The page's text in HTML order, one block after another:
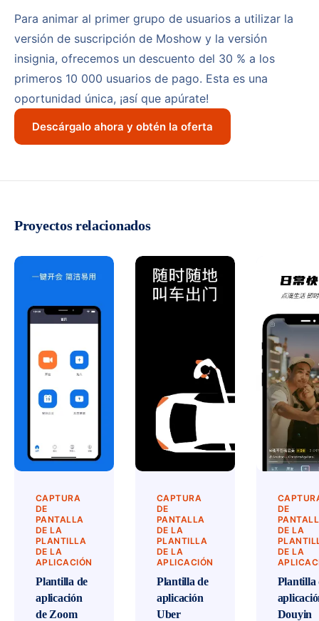
Para animar al primer grupo de usuarios a utilizar la
versión de suscripción de Moshow y la versión
insignia, ofrecemos un descuento del 30 % a los
primeros 10 000 usuarios de pago. Esta es una
oportunidad única, ¡así que apúrate!
Descárgalo ahora y obtén la oferta
Proyectos relacionados
CAPTURA
DE
PANTALLA
DE LA
PLANTILLA
DE LA
APLICACIÓN
Plantilla de
aplicación
de Zoom
CAPTURA
DE
PANTALLA
DE LA
PLANTILLA
DE LA
APLICACIÓN
Plantilla de
aplicación
Uber
DE
DE LA
DE LA
Plantilla
Douyin